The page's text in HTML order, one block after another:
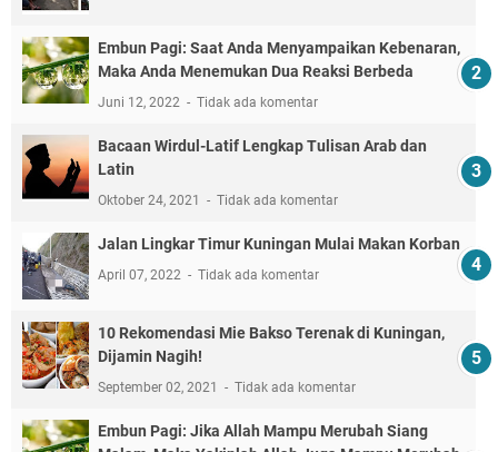
Embun Pagi: Saat Anda Menyampaikan Kebenaran,
Maka Anda Menemukan Dua Reaksi Berbeda
Juni 12, 2022 Tidak ada komentar
Bacaan Wirdul-Latif Lengkap Tulisan Arab dan
Latin
Oktober 24, 2021 Tidak ada komentar
Jalan Lingkar Timur Kuningan Mulai Makan Korban
April 07, 2022 Tidak ada komentar
10 Rekomendasi Mie Bakso Terenak di Kuningan,
Dijamin Nagih!
September 02, 2021 Tidak ada komentar
Embun Pagi: Jika Allah Mampu Merubah Siang